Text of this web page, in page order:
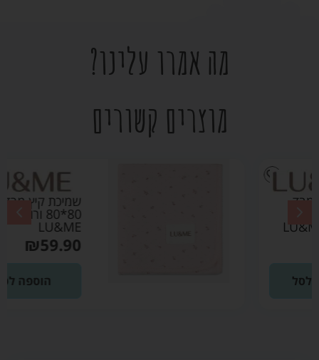
מה אמרו עלינו?
מוצרים קשורים
שמיכת קיץ מבד פוינטל
80*80 ורוד בהיר –